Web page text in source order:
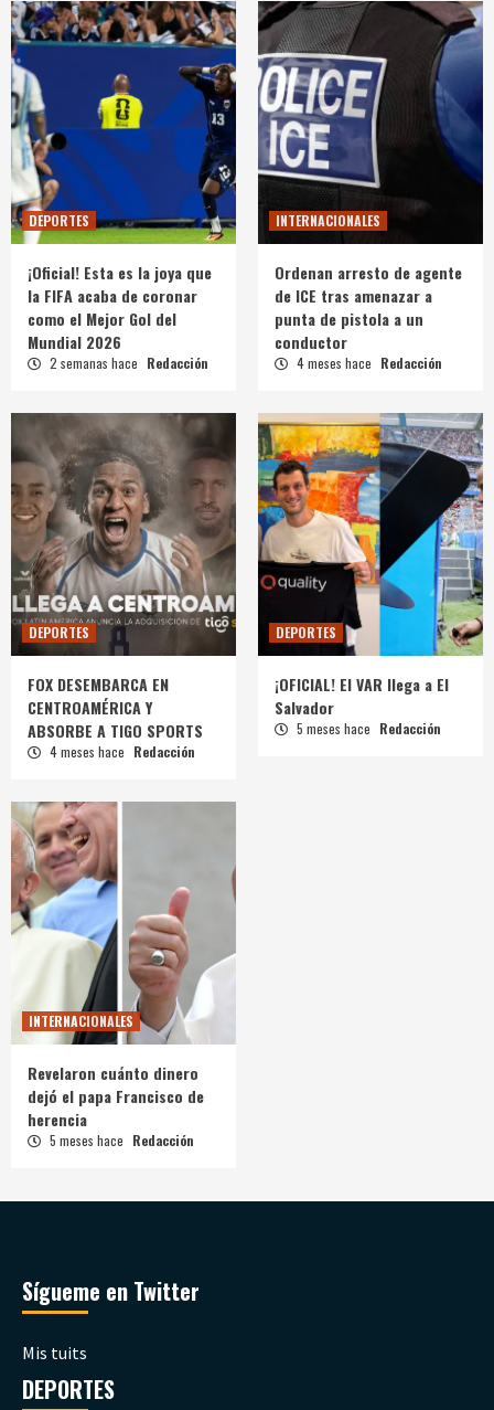
DEPORTES
¡Oficial! Esta es la joya que
la FIFA acaba de coronar
como el Mejor Gol del
Mundial 2026
2 semanas hace Redacción
INTERNACIONALES
Ordenan arresto de agente
de ICE tras amenazar a
punta de pistola a un
conductor
4 meses hace Redacción
DEPORTES
FOX DESEMBARCA EN
CENTROAMÉRICA Y
ABSORBE A TIGO SPORTS
4 meses hace Redacción
DEPORTES
¡OFICIAL! El VAR llega a El
Salvador
5 meses hace Redacción
INTERNACIONALES
Revelaron cuánto dinero
dejó el papa Francisco de
herencia
5 meses hace Redacción
Sígueme en Twitter
Mis tuits
DEPORTES